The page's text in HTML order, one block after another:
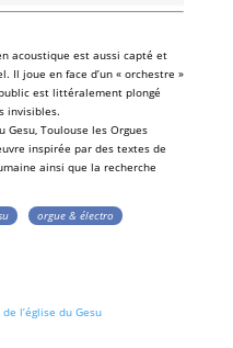
acoustique est aussi capté et
Il joue en face d’un « orchestre »
est littéralement plongé
invisibles.
Gesu, Toulouse les Orgues
inspirée par des textes de
ainsi que la recherche
orgue & électro
l’église du Gesu